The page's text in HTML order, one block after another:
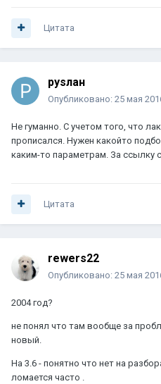
Цитата
руsлан
Опубликовано: 25 мая
Не гуманно. С учетом того, что
прописался. Нужен какойто
каким-то параметрам. За ссылку
Цитата
rewers22
Опубликовано: 25 мая
2004 год?
не понял что там вообще за
новый.
На 3.6 - понятно что нет на
ломается часто .